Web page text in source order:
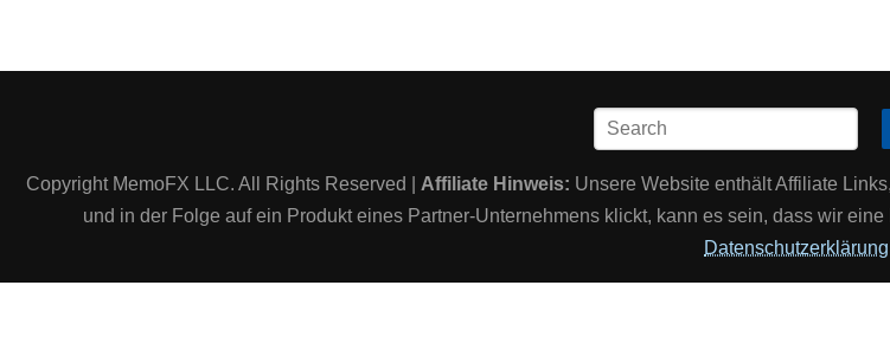
Copyright MemoFX LLC. All Rights Reserved | Affiliate Hinweis: Unsere Website enthält Affiliate
und in der Folge auf ein Produkt eines Partner-Unternehmens klickt, kann es sein, dass wir
Datenschutzerklärung